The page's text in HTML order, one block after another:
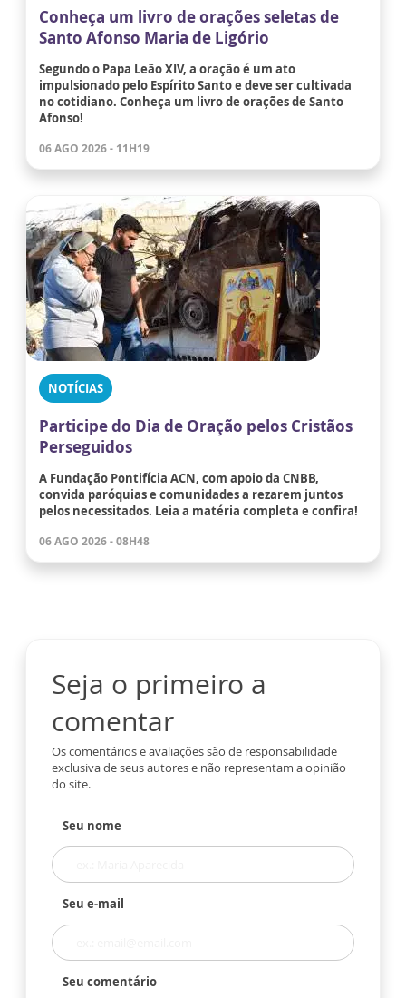
Conheça um livro de orações seletas de
Santo Afonso Maria de Ligório
Segundo o Papa Leão XIV, a oração é um ato
impulsionado pelo Espírito Santo e deve ser cultivada
no cotidiano. Conheça um livro de orações de Santo
Afonso!
06 AGO 2026 - 11H19
NOTÍCIAS
Participe do Dia de Oração pelos Cristãos
Perseguidos
A Fundação Pontifícia ACN, com apoio da CNBB,
convida paróquias e comunidades a rezarem juntos
pelos necessitados. Leia a matéria completa e confira!
06 AGO 2026 - 08H48
Seja o primeiro a
comentar
Os comentários e avaliações são de responsabilidade
exclusiva de seus autores e não representam a opinião
do site.
Seu nome
Seu e-mail
Seu comentário